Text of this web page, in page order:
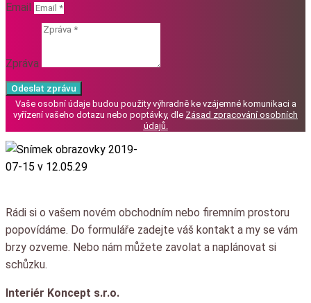
Email
Zpráva
Odeslat zprávu
Vaše osobní údaje budou použity výhradně ke vzájemné komunikaci a
vyřízení vašeho dotazu nebo poptávky, dle Zásad zpracování osobních
údajů.
Rádi si o vašem novém obchodním nebo firemním prostoru
popovídáme. Do formuláře zadejte váš kontakt a my se vám
brzy ozveme. Nebo nám můžete zavolat a naplánovat si
schůzku.
Interiér Koncept s.r.o.